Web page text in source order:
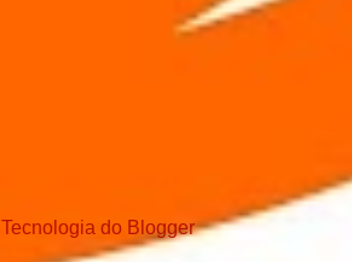
Tecnologia do Blogger